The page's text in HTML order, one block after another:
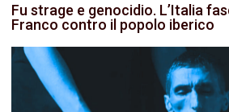
Fu strage e genocidio. L’Italia
Franco contro il popolo iberico